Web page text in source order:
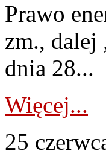
Prawo
zm., dalej
dnia 28...
Więcej...
25